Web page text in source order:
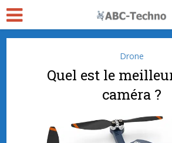
Drone
Quel est le
caméra ?